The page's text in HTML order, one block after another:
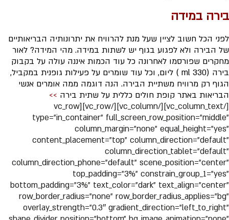
בירה במידה
לפני הכל חשוב לציין שעל מנת להרוויח את יתרונותיה הבריאותיים
של הבירה ולא לפגוע בגוף יש לשתות במידה. מהי המידה? לאור
מחקרים שפורסמו לאחרונה כל עוד הכמות איננה עולה על בקבוק
בירה (ml 330 ) ליום, וכל עוד שומרים על פעילות גופנית במקביל,
הגוף רק מרוויח משתיית הבירה. הנה דוגמה ממה אומרים אנשי
הבריאות באתר קופת חולים כללית על שתית בירה >>
[/vc_column_text][/vc_column][/vc_row][vc_row
type=”in_container” full_screen_row_position=”middle”
column_margin=”none” equal_height=”yes”
content_placement=”top” column_direction=”default”
column_direction_tablet=”default”
column_direction_phone=”default” scene_position=”center”
top_padding=”3%” constrain_group_1=”yes”
bottom_padding=”3%” text_color=”dark” text_align=”center”
row_border_radius=”none” row_border_radius_applies=”bg”
overlay_strength=”0.3″ gradient_direction=”left_to_right”